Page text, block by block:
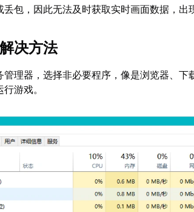
包，因此无法及时获取实时画面数据，出
决方法
管理器，选择非必要程序，像是浏览器、
游戏。